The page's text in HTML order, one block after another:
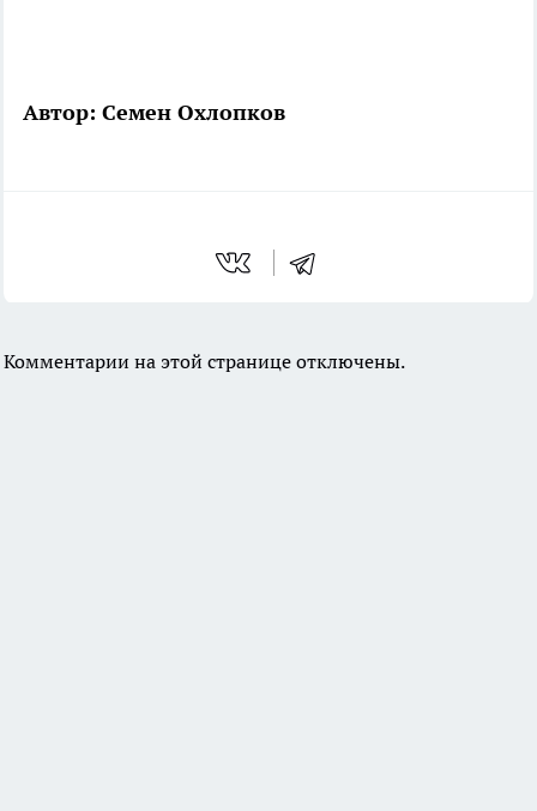
Автор: Семен Охлопков
Комментарии на этой странице отключены.